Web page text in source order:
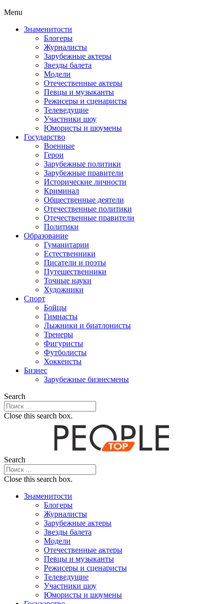
Menu
Знаменитости
Блогеры
Журналисты
Зарубежные актеры
Звезды балета
Модели
Отечественные актеры
Певцы и музыканты
Режисеры и сценаристы
Телеведущие
Участники шоу
Юмористы и шоумены
Государство
Военные
Герои
Зарубежные политики
Зарубежные правители
Исторические личности
Криминал
Общественные деятели
Отечественные политики
Отечественные правители
Политики
Образование
Гуманитарии
Естественники
Писатели и поэты
Путешественники
Точные науки
Художники
Спорт
Бойцы
Гимнасты
Лыжники и биатлонисты
Тренеры
Фигуристы
Футболисты
Хоккеисты
Бизнес
Зарубежные бизнесмены
Search
Close this search box.
Search
Close this search box.
Знаменитости
Блогеры
Журналисты
Зарубежные актеры
Звезды балета
Модели
Отечественные актеры
Певцы и музыканты
Режисеры и сценаристы
Телеведущие
Участники шоу
Юмористы и шоумены